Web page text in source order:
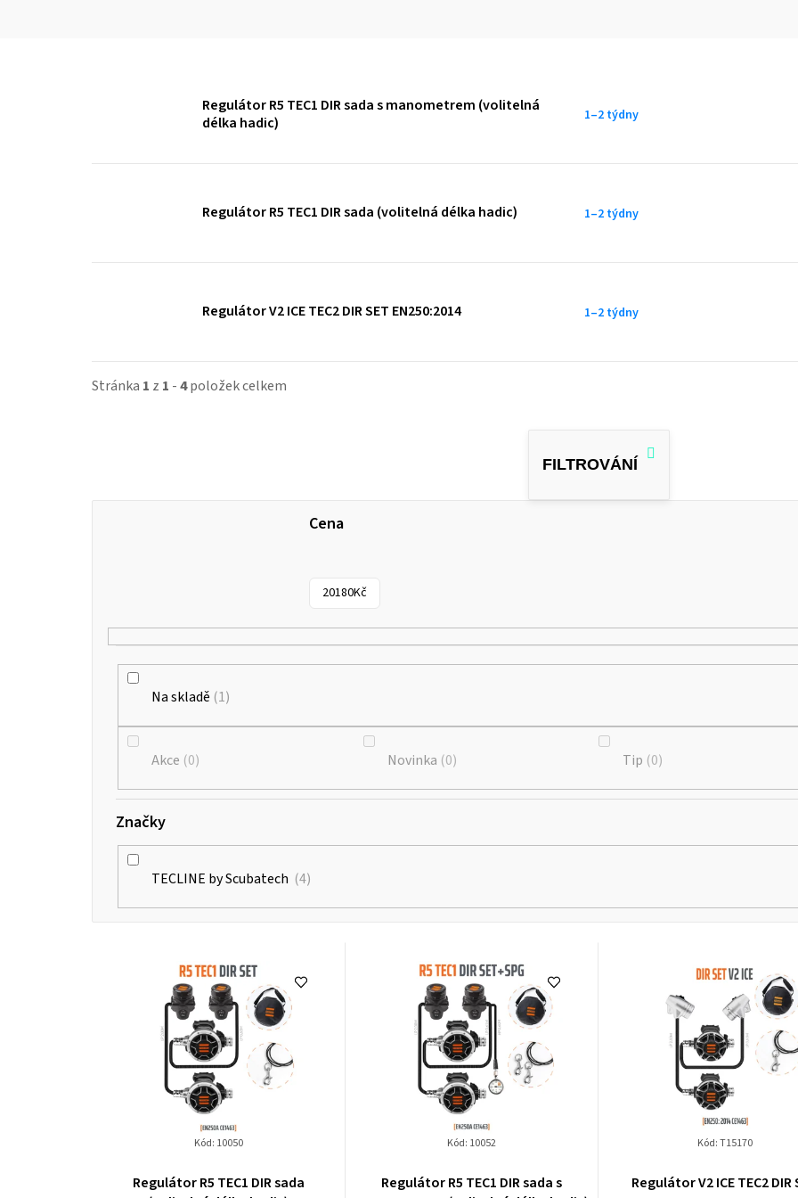
Regulátor R5 TEC1 DIR sada s manometrem (volitelná
délka hadic)
1–2 týdny
Regulátor R5 TEC1 DIR sada (volitelná délka hadic) 1–2 týdny
Regulátor V2 ICE TEC2 DIR SET EN250:2014 1–2 týdny
Stránka 1 z 1 -4položek celkem
Cena
20180Kč
Na skladě 1
Akce 0 Novinka 0 Tip 0
Značky
TECLINE by Scubatech 4
Regulátor R5 TEC1 DIR sada
Kód: 10050
Regulátor R5 TEC1 DIR sada s
Kód: 10052
Regulátor V2 ICE TEC2 DIR
Kód:T15170